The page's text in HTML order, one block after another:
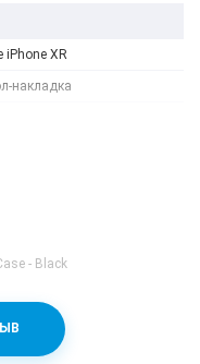
iPhone XR
накладка
- Black